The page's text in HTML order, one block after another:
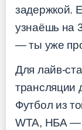
задержкой.
узнаёшь на
— ты уже
Для лайв-
трансляции
Футбол из
WTA, НБА —